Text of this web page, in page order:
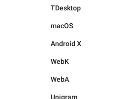
TDesktop
macOS
Android X
WebK
WebA
Unigram